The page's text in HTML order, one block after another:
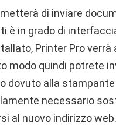
di inviare
in grado di
Printer Pro
modo quindi potrete
alla
necessario
al nuovo indirizzo